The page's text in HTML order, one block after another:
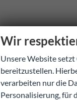
Wir
Unsere Website setzt
bereitzustellen.
verarbeiten nur die
Personalisierung, für